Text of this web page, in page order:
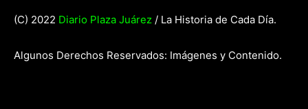
(C) 2022 Diario Plaza Juárez / La Historia de Cada Día.
Algunos Derechos Reservados: Imágenes y Contenido.